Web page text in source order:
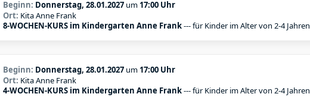
Beginn: Donnerstag, 28.01.2027 um 17:00 Uhr
Ort: Kita Anne Frank
8-WOCHEN-KURS im Kindergarten Anne Frank--- für Kinder im Alter von 2-4 Jahren
Beginn: Donnerstag, 28.01.2027 um 17:00 Uhr
Ort: Kita Anne Frank
4-WOCHEN-KURS im Kindergarten Anne Frank--- für Kinder im Alter von 2-4 Jahren